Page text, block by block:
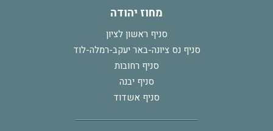
מחוז יהודה
סניף ראשון לציון
סניף נס ציונה-באר יעקב-רמלה-לוד
סניף רחובות
סניף יבנה
סניף אשדוד